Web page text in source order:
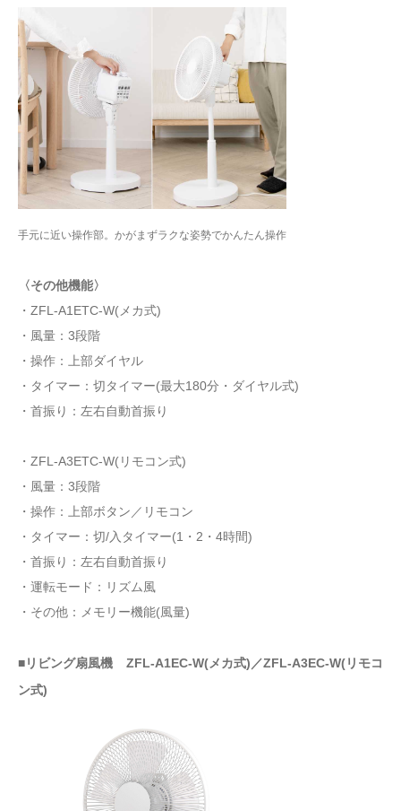
手元に近い操作部。かがまずラクな姿勢でかんたん操作
〈その他機能〉
・ZFL-A1ETC-W(メカ式)
・風量：3段階
・操作：上部ダイヤル
・タイマー：切タイマー(最大180分・ダイヤル式)
・首振り：左右自動首振り
・ZFL-A3ETC-W(リモコン式)
・風量：3段階
・操作：上部ボタン／リモコン
・タイマー：切/入タイマー(1・2・4時間)
・首振り：左右自動首振り
・運転モード：リズム風
・その他：メモリー機能(風量)
■リビング扇風機 ZFL-A1EC-W(メカ式)／ZFL-A3EC-W(リモコ
ン式)